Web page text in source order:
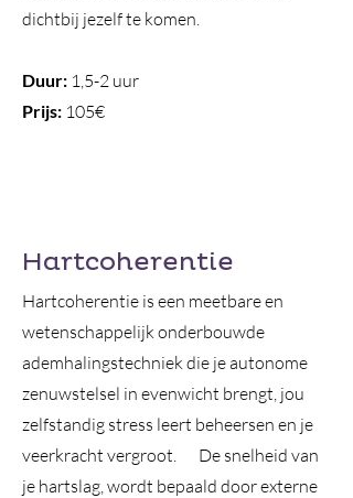
dichtbij jezelf te komen.
Duur: 1,5-2 uur
Prijs: 105€
Hartcoherentie
Hartcoherentie is een meetbare en
wetenschappelijk onderbouwde
ademhalingstechniek die je autonome
zenuwstelsel in evenwicht brengt, jou
zelfstandig stress leert beheersen en je
veerkracht vergroot. De snelheid van
je hartslag, wordt bepaald door externe